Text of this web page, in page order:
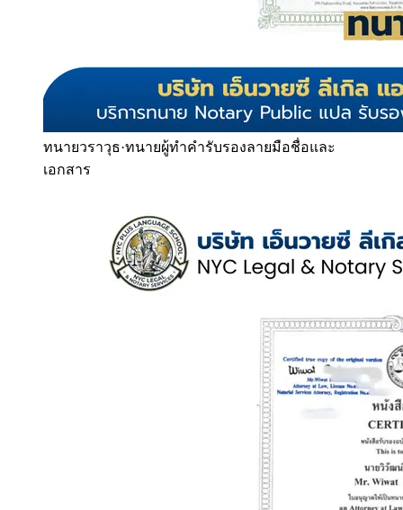
ทนายวราวุธ·ทนายผู้ทำคำรับรองลายมือชื่อและ
เอกสาร